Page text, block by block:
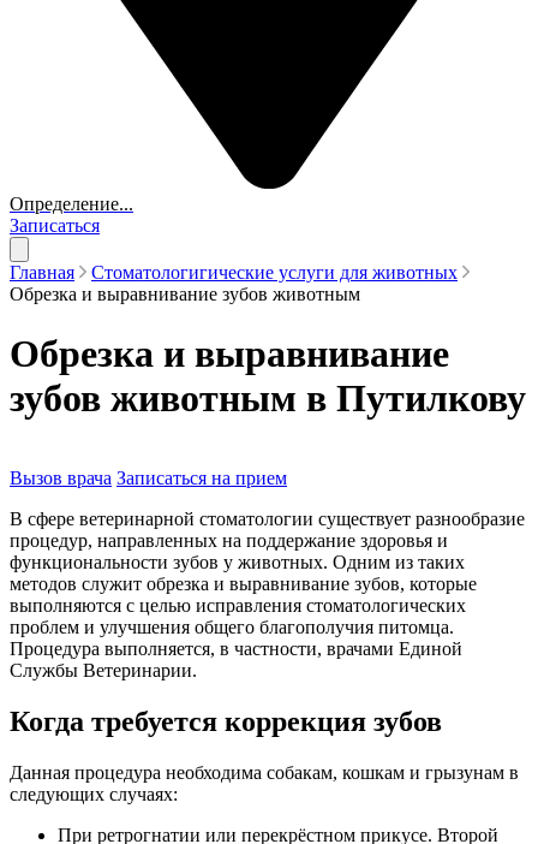
Определение...
Записаться
Главная
Стоматологигические услуги для животных
Обрезка и выравнивание зубов животным
Обрезка и выравнивание
зубов животным в Путилкову
Вызов врача Записаться на прием
В сфере ветеринарной стоматологии существует разнообразие
процедур, направленных на поддержание здоровья и
функциональности зубов у животных. Одним из таких
методов служит обрезка и выравнивание зубов, которые
выполняются с целью исправления стоматологических
проблем и улучшения общего благополучия питомца.
Процедура выполняется, в частности, врачами Единой
Службы Ветеринарии.
Когда требуется коррекция зубов
Данная процедура необходима собакам, кошкам и грызунам в
следующих случаях:
При ретрогнатии или перекрёстном прикусе. Второй